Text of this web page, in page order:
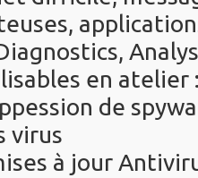
en atelier
de
virus
à jour